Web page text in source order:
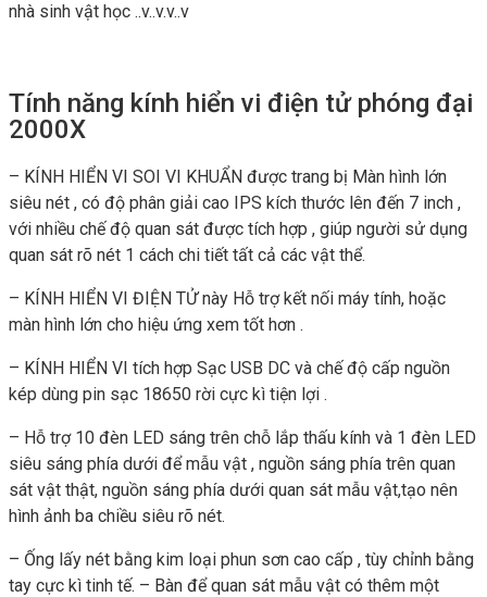
nhà sinh vật học ..v..v.v..v
Tính năng kính hiển vi điện tử phóng đại
2000X
– KÍNH HIỂN VI SOI VI KHUẨN được trang bị Màn hình lớn
siêu nét , có độ phân giải cao IPS kích thước lên đến 7 inch ,
với nhiều chế độ quan sát được tích hợp , giúp người sử dụng
quan sát rõ nét 1 cách chi tiết tất cả các vật thể.
– KÍNH HIỂN VI ĐIỆN TỬ này Hỗ trợ kết nối máy tính, hoặc
màn hình lớn cho hiệu ứng xem tốt hơn .
– KÍNH HIỂN VI tích hợp Sạc USB DC và chế độ cấp nguồn
kép dùng pin sạc 18650 rời cực kì tiện lợi .
– Hỗ trợ 10 đèn LED sáng trên chỗ lắp thấu kính và 1 đèn LED
siêu sáng phía dưới để mẫu vật , nguồn sáng phía trên quan
sát vật thật, nguồn sáng phía dưới quan sát mẫu vật,tạo nên
hình ảnh ba chiều siêu rõ nét.
– Ống lấy nét bằng kim loại phun sơn cao cấp , tùy chỉnh bằng
tay cực kì tinh tế. – Bàn để quan sát mẫu vật có thêm một